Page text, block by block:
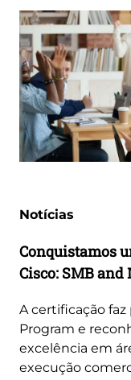
Notícias
Conquistamos
Cisco: SMB
A certificação
Program e
excelência em
execução